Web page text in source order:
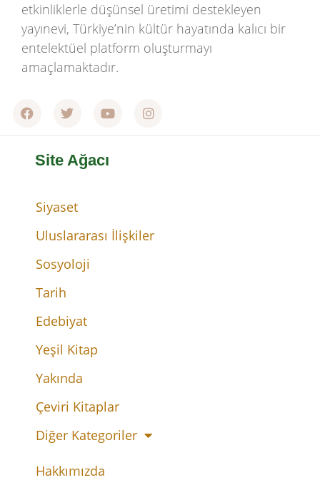
etkinliklerle düşünsel üretimi destekleyen
yayınevi, Türkiye’nin kültür hayatında kalıcı bir
entelektüel platform oluşturmayı
amaçlamaktadır.
Site Ağacı
Siyaset
Uluslararası İlişkiler
Sosyoloji
Tarih
Edebiyat
Yeşil Kitap
Yakında
Çeviri Kitaplar
Diğer Kategoriler
Hakkımızda